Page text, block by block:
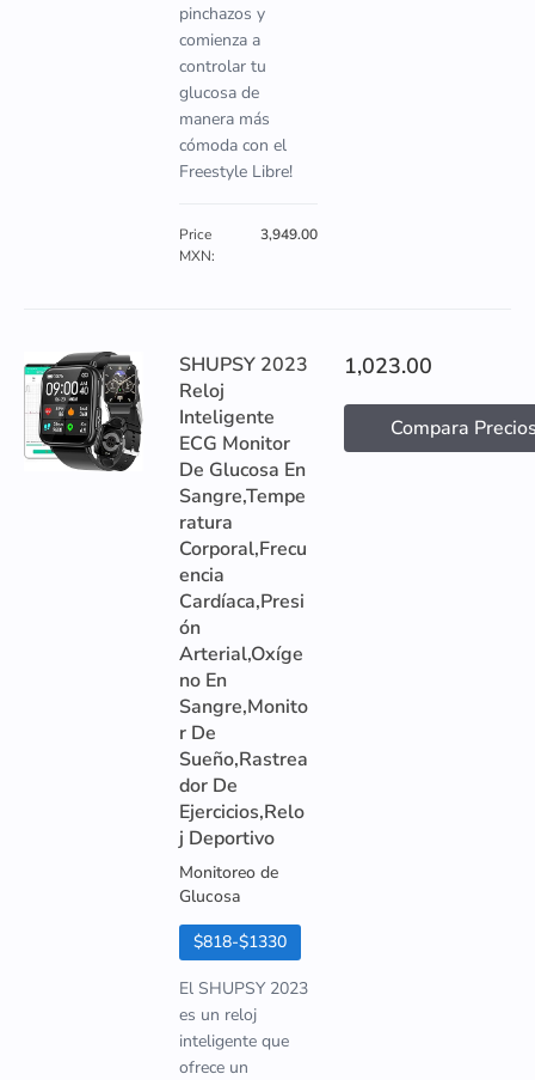
pinchazos y
comienza a
controlar tu
glucosa de
manera más
cómoda con el
Freestyle Libre!
Price
MXN:
3,949.00
SHUPSY 2023
Reloj
Inteligente
ECG Monitor
De Glucosa En
Sangre,Tempe
ratura
Corporal,Frecu
encia
Cardíaca,Presi
ón
Arterial,Oxíge
no En
Sangre,Monito
r De
Sueño,Rastrea
dor De
Ejercicios,Relo
j Deportivo
Monitoreo de
Glucosa
$818-$1330
El SHUPSY 2023
es un reloj
inteligente que
ofrece un
1,023.00
Compara